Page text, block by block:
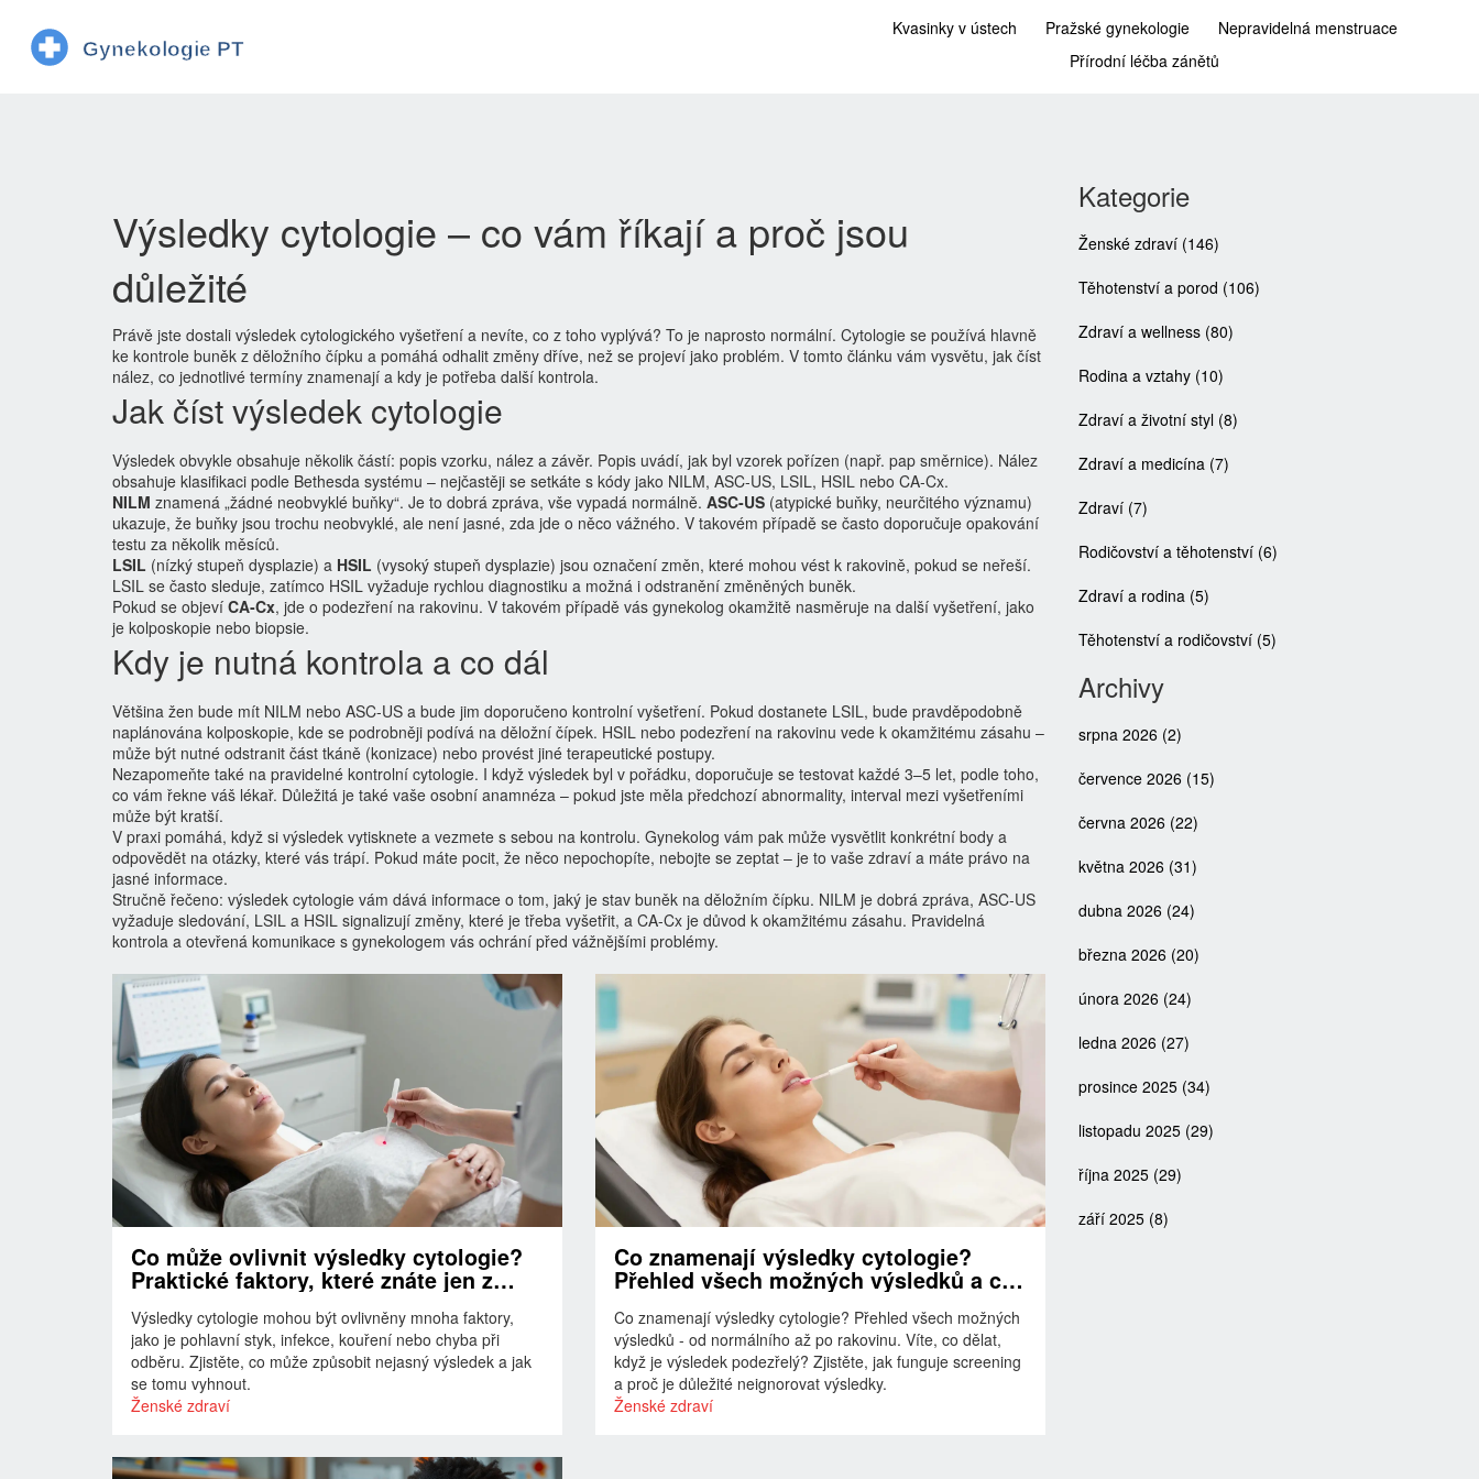
Kvasinky v ústech Pražské gynekologie
Nepravidelná menstruace
Přírodní léčba zánětů
Výsledky cytologie – co vám říkají a proč jsou
důležité
Právě jste dostali výsledek cytologického vyšetření a nevíte, co z toho vyplývá? To je naprosto normální. Cytologie se používá hlavně
ke kontrole buněk z děložního čípku a pomáhá odhalit změny dříve, než se projeví jako problém. V tomto článku vám vysvětu, jak číst
nález, co jednotlivé termíny znamenají a kdy je potřeba další kontrola.
Jak číst výsledek cytologie
Výsledek obvykle obsahuje několik částí: popis vzorku, nález a závěr. Popis uvádí, jak byl vzorek pořízen (např. pap směrnice). Nález
obsahuje klasifikaci podle Bethesda systému – nejčastěji se setkáte s kódy jako NILM, ASC‑US, LSIL, HSIL nebo CA‑Cx.
NILM znamená „žádné neobvyklé buňky“. Je to dobrá zpráva, vše vypadá normálně. ASC‑US (atypické buňky, neurčitého významu)
ukazuje, že buňky jsou trochu neobvyklé, ale není jasné, zda jde o něco vážného. V takovém případě se často doporučuje opakování
testu za několik měsíců.
LSIL (nízký stupeň dysplazie) a HSIL (vysoký stupeň dysplazie) jsou označení změn, které mohou vést k rakovině, pokud se neřeší.
LSIL se často sleduje, zatímco HSIL vyžaduje rychlou diagnostiku a možná i odstranění změněných buněk.
Pokud se objeví CA‑Cx, jde o podezření na rakovinu. V takovém případě vás gynekolog okamžitě nasměruje na další vyšetření, jako
je kolposkopie nebo biopsie.
Kdy je nutná kontrola a co dál
Většina žen bude mít NILM nebo ASC‑US a bude jim doporučeno kontrolní vyšetření. Pokud dostanete LSIL, bude pravděpodobně
naplánována kolposkopie, kde se podrobněji podívá na děložní čípek. HSIL nebo podezření na rakovinu vede k okamžitému zásahu –
může být nutné odstranit část tkáně (konizace) nebo provést jiné terapeutické postupy.
Nezapomeňte také na pravidelné kontrolní cytologie. I když výsledek byl v pořádku, doporučuje se testovat každé 3–5 let, podle toho,
co vám řekne váš lékař. Důležitá je také vaše osobní anamnéza – pokud jste měla předchozí abnormality, interval mezi vyšetřeními
může být kratší.
V praxi pomáhá, když si výsledek vytisknete a vezmete s sebou na kontrolu. Gynekolog vám pak může vysvětlit konkrétní body a
odpovědět na otázky, které vás trápí. Pokud máte pocit, že něco nepochopíte, nebojte se zeptat – je to vaše zdraví a máte právo na
jasné informace.
Stručně řečeno: výsledek cytologie vám dává informace o tom, jaký je stav buněk na děložním čípku. NILM je dobrá zpráva, ASC‑US
vyžaduje sledování, LSIL a HSIL signalizují změny, které je třeba vyšetřit, a CA‑Cx je důvod k okamžitému zásahu. Pravidelná
kontrola a otevřená komunikace s gynekologem vás ochrání před vážnějšími problémy.
Co může ovlivnit výsledky cytologie?
Praktické faktory, které znáte jen z
Výsledky cytologie mohou být ovlivněny mnoha faktory,
jako je pohlavní styk, infekce, kouření nebo chyba při
odběru. Zjistěte, co může způsobit nejasný výsledek a jak
se tomu vyhnout.
Ženské zdraví
Co znamenají výsledky cytologie?
Přehled všech možných výsledků a co
Co znamenají výsledky cytologie? Přehled všech možných
výsledků - od normálního až po rakovinu. Víte, co dělat,
když je výsledek podezřelý? Zjistěte, jak funguje screening
a proč je důležité neignorovat výsledky.
Ženské zdraví
Kategorie
Ženské zdraví (146)
Těhotenství a porod (106)
Zdraví a wellness (80)
Rodina a vztahy (10)
Zdraví a životní styl (8)
Zdraví a medicína (7)
Zdraví (7)
Rodičovství a těhotenství (6)
Zdraví a rodina (5)
Těhotenství a rodičovství (5)
Archivy
srpna 2026 (2)
července 2026 (15)
června 2026 (22)
května 2026 (31)
dubna 2026 (24)
března 2026 (20)
února 2026 (24)
ledna 2026 (27)
prosince 2025 (34)
listopadu 2025 (29)
října 2025 (29)
září 2025 (8)